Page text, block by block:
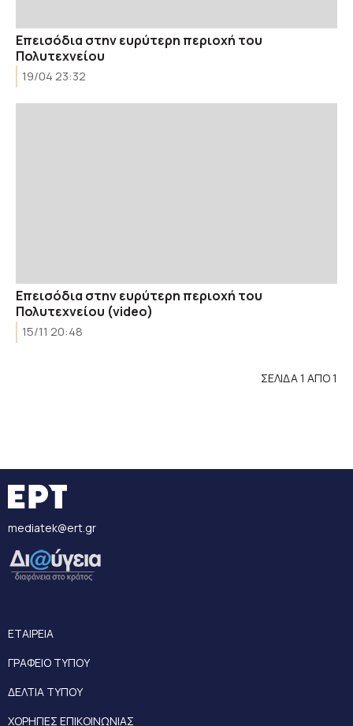
Επεισόδια στην ευρύτερη περιοχή του
Πολυτεχνείου
19/04 23:32
Επεισόδια στην ευρύτερη περιοχή του
Πολυτεχνείου (video)
15/11 20:48
ΣΕΛΙΔΑ 1 ΑΠΟ 1
mediatek@ert.gr
ΕΤΑΙΡΕΙΑ
ΓΡΑΦΕΙΟ ΤΥΠΟΥ
ΔΕΛΤΙΑ ΤΥΠΟΥ
ΧΟΡΗΓΙΕΣ ΕΠΙΚΟΙΝΩΝΙΑΣ